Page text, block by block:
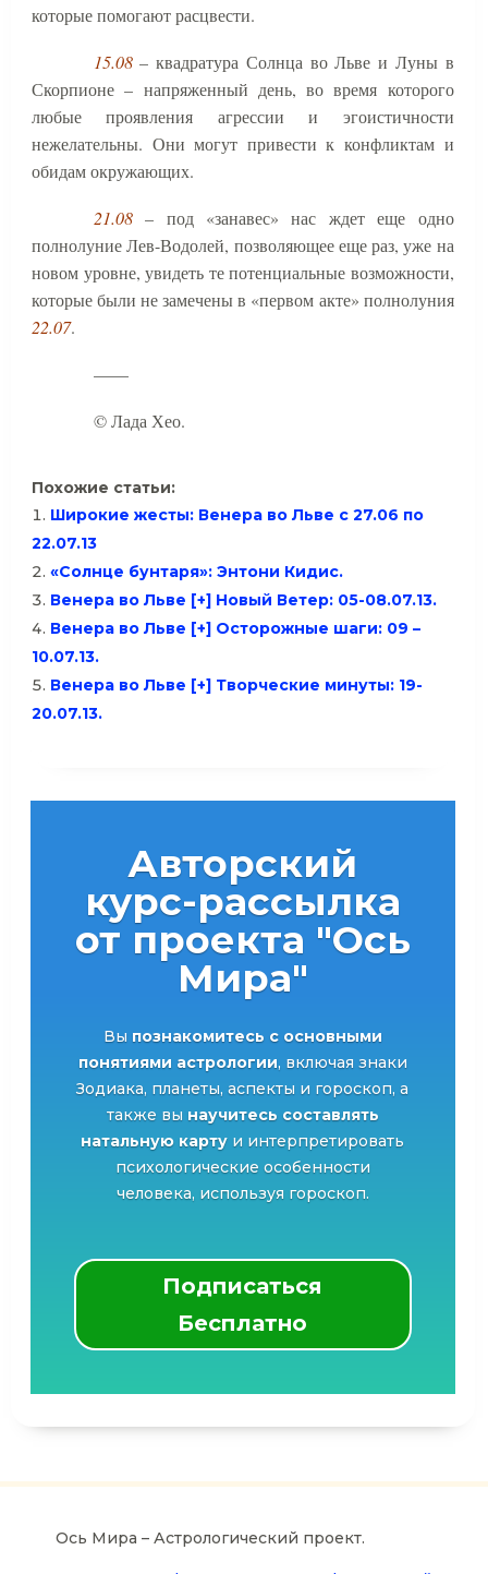
которые помогают расцвести.
15.08– квадратура Солнца во Льве и Луны в
Скорпионе – напряженный день, во время которого
любые проявления агрессии и эгоистичности
нежелательны. Они могут привести к конфликтам и
обидам окружающих.
21.08– под «занавес» нас ждет еще одно
полнолуние Лев-Водолей, позволяющее еще раз, уже на
новом уровне, увидеть те потенциальные возможности,
которые были не замечены в «первом акте» полнолуния
22.07.
——
© Лада Хео.
Похожие статьи:
Широкие жесты: Венера во Льве с 27.06 по
22.07.13
«Солнце бунтаря»: Энтони Кидис.
Венера во Льве [+] Новый Ветер: 05-08.07.13.
Венера во Льве [+] Осторожные шаги: 09 –
10.07.13.
Венера во Льве [+] Творческие минуты: 19-
20.07.13.
Авторский
курс-рассылка
от проекта "Ось
Мира"
Вы познакомитесь с основными
понятиями астрологии, включая знаки
Зодиака, планеты, аспекты и гороскоп, а
также вы научитесь составлять
натальную карту и интерпретировать
психологические особенности
человека, используя гороскоп.
Подписаться
Бесплатно
Ось Мира – Астрологический проект.